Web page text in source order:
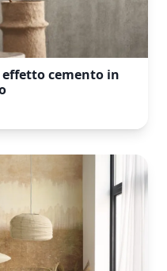
cemento in